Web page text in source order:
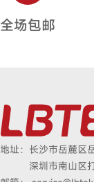
全场包邮
地址： 长沙市岳麓区
深圳市南山区